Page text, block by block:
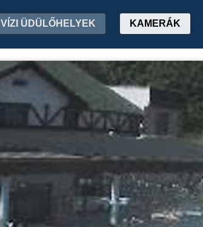
VÍZI ÜDÜLŐHELYEK KAMERÁK